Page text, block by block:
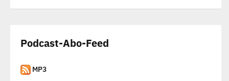
Podcast-Abo-Feed
MP3